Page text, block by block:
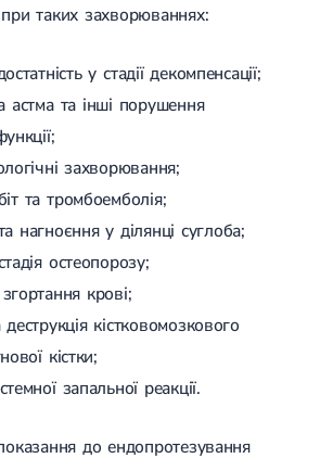
ключиці
передпліччя
кісток тазу
шийки стегна і стегнової кістки
п'яти
суглобу
суглоба
суглобу
м'язів
таких захворюваннях:
у стадії декомпенсації;
астма та інші порушення
захворювання;
та тромбоемболія;
нагноєння у ділянці суглоба;
остеопорозу;
крові;
кістковомозкового
кістки;
запальної реакції.
до ендопротезування